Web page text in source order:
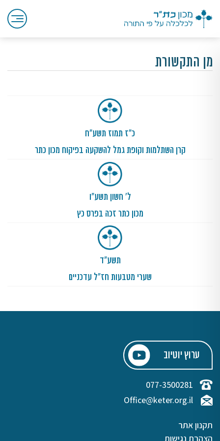
מן התקשורת
כ"ז תמוז תשע"ח
קרן השתלמות וקופת גמל להשקעה בפיקוח מכון כתר
ל' חשון תשע"ו
מכון כתר זכה בפרס כץ
תשע"ד
שערי מטבעות חז"ל עדכניים
ערוץ יוטיוב
077-3500281
Office@keter.org.il
תקנון אתר
הצהרת נגישות